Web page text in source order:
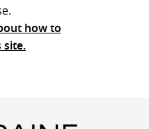
how to
site.